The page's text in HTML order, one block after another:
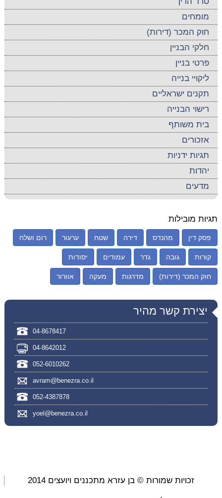
מומחים
חוק המכר (דירות)
חלקי הבניין
פרטי בניין
ליקויי בנייה
תקנים ישראליים
רישוי הבנייה
בית משותף
אזכורים
תגיות ידניות
יהדות
מדעים
תגיות מובילות
פסק דין מהנדס דירה שטח ערעור רום ושלח
קורות גובה גדר עמודים יסודות
חוק המכר (דירות) מדרגות מעקה אוורור
יצירת קשר מהיר
04-8678417
04-8642012
052-6010262
avram@benezra.co.il
052-4387878
yoel@benezra.co.il
זכויות שמורות © בן עזרא מתכננים ויועצים 2014